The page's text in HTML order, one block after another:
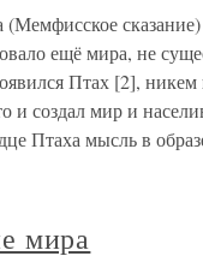
(Мемфисское
ещё мира, не
Птах [2],
и создал мир и
Птаха мысль в
мира